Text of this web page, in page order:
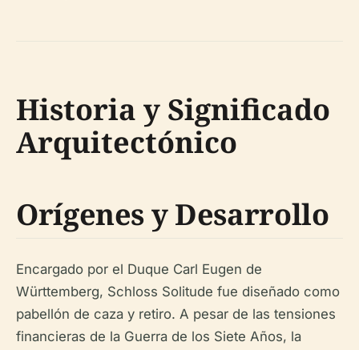
Historia y Significado
Arquitectónico
Orígenes y Desarrollo
Encargado por el Duque Carl Eugen de
Württemberg, Schloss Solitude fue diseñado como
pabellón de caza y retiro. A pesar de las tensiones
financieras de la Guerra de los Siete Años, la